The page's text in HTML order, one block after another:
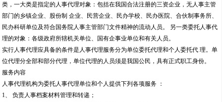
类，一大类是指定的人事代理对象：包括在我国合法注册的三资企业，无人事主管
部门的乡镇企业、股份制 企业、民营企业、民办学校、民办医院、合伙制事务所、
民办科研单位及符合国务院人事主管部门文件精神的流动人员。 另一类委托人事代
理的对象：各级政府所辖机关单位、国有企事业单位和有关人员。
实行人事代理应具备的条件是人事代理服务分为单位委托代理和个人委托代 理。单
位代理分全部和部分代理，单位代理的人员须是我国公民，具有正式职工身份。
服务内容
人事代理机构为委托人事代理单位和个人提供下列各项服务 ：
1、 负责人事档案材料管理和转递；